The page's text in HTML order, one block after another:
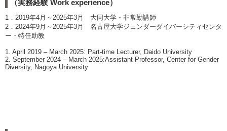
（実務経験 Work experience）
1．2019年4月～2025年3月 大同大学・非常勤講師
2．2024年9月～2025年3月 名古屋大学ジェンダーダイバーシティセンタ
ー・特任助教
1. April 2019 – March 2025: Part-time Lecturer, Daido University
2. September 2024 – March 2025:Assistant Professor, Center for Gender
Diversity, Nagoya University